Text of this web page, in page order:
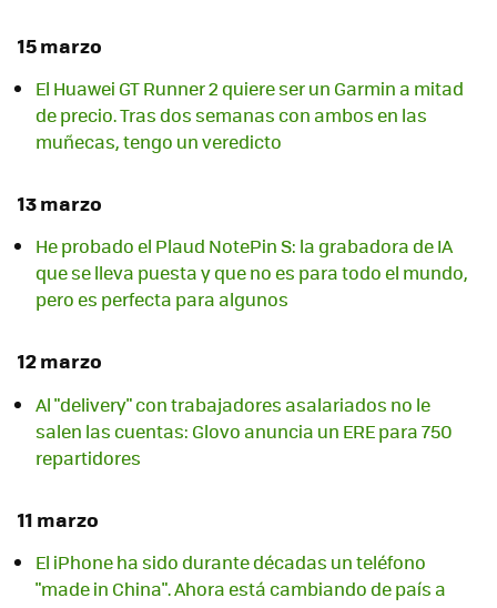
15 marzo
El Huawei GT Runner 2 quiere ser un Garmin a mitad
de precio. Tras dos semanas con ambos en las
muñecas, tengo un veredicto
13 marzo
He probado el Plaud NotePin S: la grabadora de IA
que se lleva puesta y que no es para todo el mundo,
pero es perfecta para algunos
12 marzo
Al "delivery" con trabajadores asalariados no le
salen las cuentas: Glovo anuncia un ERE para 750
repartidores
11 marzo
El iPhone ha sido durante décadas un teléfono
"made in China". Ahora está cambiando de país a